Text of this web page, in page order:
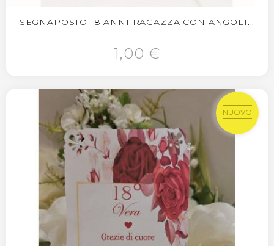
SEGNAPOSTO 18 ANNI RAGAZZA CON ANGOLI...
1,00 €
NUOVO